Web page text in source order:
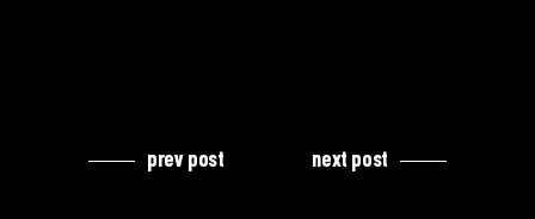
prev post next post